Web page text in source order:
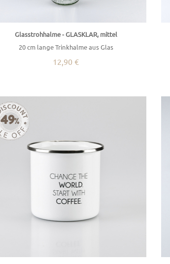
Glasstrohhalme - GLASKLAR, mittel
20 cm lange Trinkhalme aus Glas
12,90 €
49%